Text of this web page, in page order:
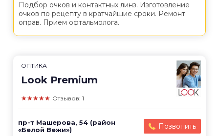
Подбор очков и контактных линз. Изготовление
очков по рецепту в кратчайшие сроки. Ремонт
оправ. Прием офтальмолога.
ОПТИКА
Look Premium
★★★★★ Отзывов: 1
пр-т Машерова, 54 (район
«Белой Вежи»)
Позвонить